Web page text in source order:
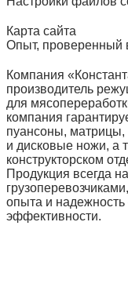
Карта сайта
Опыт, проверенный
Компания
производитель
для
компания
пуансоны, матрицы,
и дисковые ножи, а
конструкторском
Продукция всегда
опыта и
эффективности.